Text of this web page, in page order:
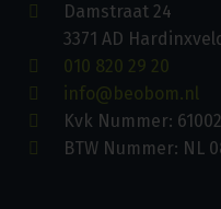
Damstraat 24
3371 AD
010 820 29 20
info@beobom.nl
Kvk Nummer:
BTW Nummer: NL